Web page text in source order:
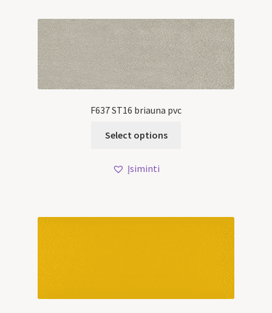
F637 ST16 briauna pvc
Select options
Įsiminti